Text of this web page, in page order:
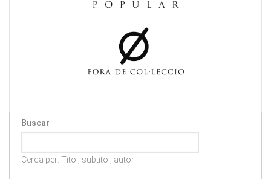
Buscar
Cerca per: Títol, subtítol, autor